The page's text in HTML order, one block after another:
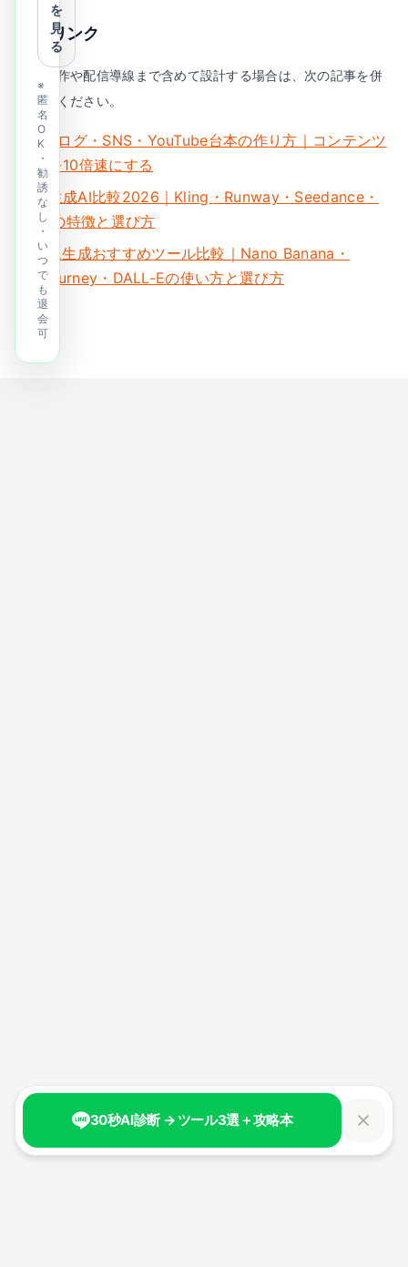
関連リンク
映像制作や配信導線まで含めて設計する場合は、次の記事を併
読してください。
AI×ブログ・SNS・YouTube台本の作り方｜コンテンツ
制作を10倍速にする
動画生成AI比較2026｜Kling・Runway・Seedance・
Soraの特徴と選び方
AI画像生成おすすめツール比較｜Nano Banana・
Midjourney・DALL-Eの使い方と選び方
30秒AI診断 → ツール3選＋攻略本
を
見
る
※
匿
名
O
K
・
勧
誘
な
し
・
い
つ
で
も
退
会
可